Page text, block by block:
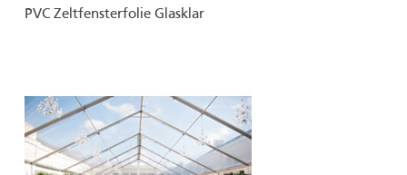
PVC Zeltfensterfolie Glasklar